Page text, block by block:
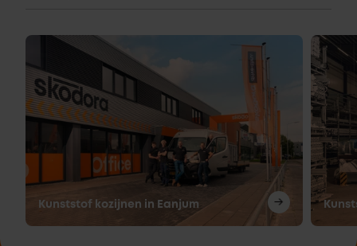
Kunststof kozijnen in Eanjum